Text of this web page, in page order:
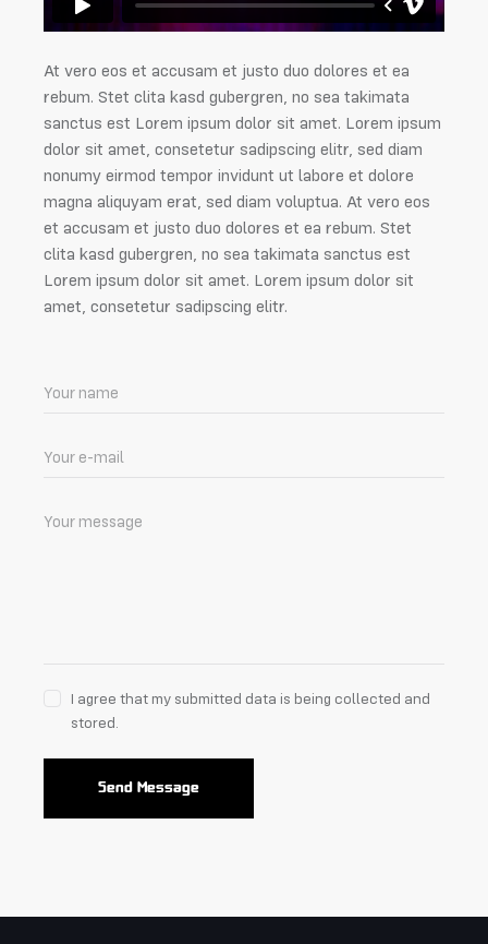
At vero eos et accusam et justo duo dolores et ea
rebum. Stet clita kasd gubergren, no sea takimata
sanctus est Lorem ipsum dolor sit amet. Lorem ipsum
dolor sit amet, consetetur sadipscing elitr, sed diam
nonumy eirmod tempor invidunt ut labore et dolore
magna aliquyam erat, sed diam voluptua. At vero eos
et accusam et justo duo dolores et ea rebum. Stet
clita kasd gubergren, no sea takimata sanctus est
Lorem ipsum dolor sit amet. Lorem ipsum dolor sit
amet, consetetur sadipscing elitr.
I agree that my submitted data is being collected and
stored.
Send Message